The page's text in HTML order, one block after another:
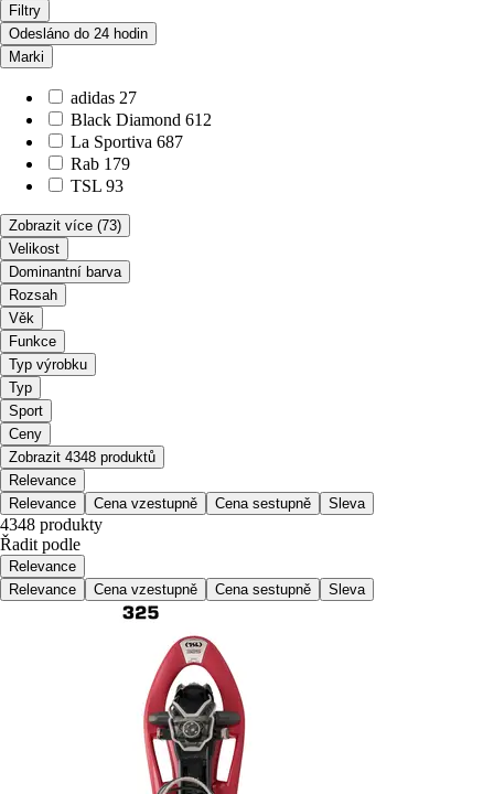
Filtry
Odesláno do 24 hodin
Marki
adidas 27
Black Diamond 612
La Sportiva 687
Rab 179
TSL 93
Zobrazit více (73)
Velikost
Dominantní barva
Rozsah
Věk
Funkce
Typ výrobku
Typ
Sport
Ceny
Zobrazit 4348 produktů
Relevance
Relevance
Cena vzestupně Cena sestupně Sleva
4348 produkty
Řadit podle
Relevance
Relevance
Cena vzestupně Cena sestupně Sleva